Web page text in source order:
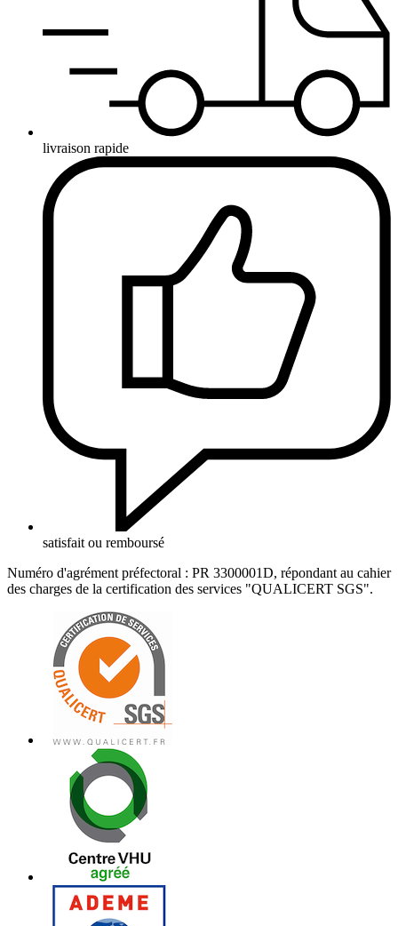
livraison rapide
satisfait ou remboursé
Numéro d'agrément préfectoral : PR 3300001D, répondant au cahier
des charges de la certification des services "QUALICERT SGS".